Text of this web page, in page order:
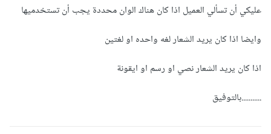
عليكي أن تسألي العميل اذا كان هناك الوان محددة يجب أن تستخدميها
وايضا اذا كان يريد الشعار لغه واحده او لغتين
اذا كان يريد الشعار نصي او رسم او ايقونة
...........بالتوفيق